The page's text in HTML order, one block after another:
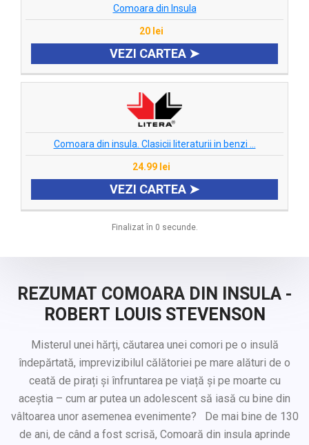
Comoara din Insula
20 lei
VEZI CARTEA ➤
Comoara din insula. Clasicii literaturii in benzi ...
24.99 lei
VEZI CARTEA ➤
Finalizat în 0 secunde.
REZUMAT COMOARA DIN INSULA -
ROBERT LOUIS STEVENSON
Misterul unei hărți, căutarea unei comori pe o insulă
îndepărtată, imprevizibilul călătoriei pe mare alături de o
ceată de pirați și înfruntarea pe viață și pe moarte cu
aceștia – cum ar putea un adolescent să iasă cu bine din
vâltoarea unor asemenea evenimente? De mai bine de 130
de ani, de când a fost scrisă, Comoară din insula aprinde